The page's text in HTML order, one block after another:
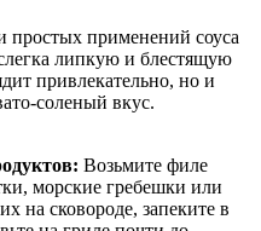
простых применений соуса
липкую и блестящую
привлекательно, но и
соленый вкус.
Возьмите филе
морские гребешки или
на сковороде, запеките в